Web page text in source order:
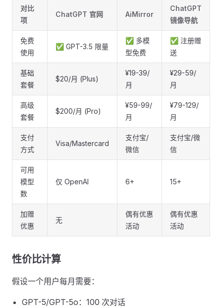
对比
项
ChatGPT 官网 AiMirror
ChatGPT
镜像导航
免费
使用
✅ GPT-3.5 限量
✅ 多模
型免费
✅ 注册赠
送
基础
套餐
$20/月 (Plus)
¥19-39/
月
¥29-59/
月
高级
套餐
$200/月 (Pro)
¥59-99/
月
¥79-129/
月
支付
方式
Visa/Mastercard
支付宝/
微信
支付宝/微
信
可用
模型
数
仅 OpenAI 6+ 15+
加赠
优惠
无
偶有优惠
活动
偶有优惠
活动
性价比计算 ​
假设一个用户每月需要：
GPT-5/GPT-5o：100 次对话